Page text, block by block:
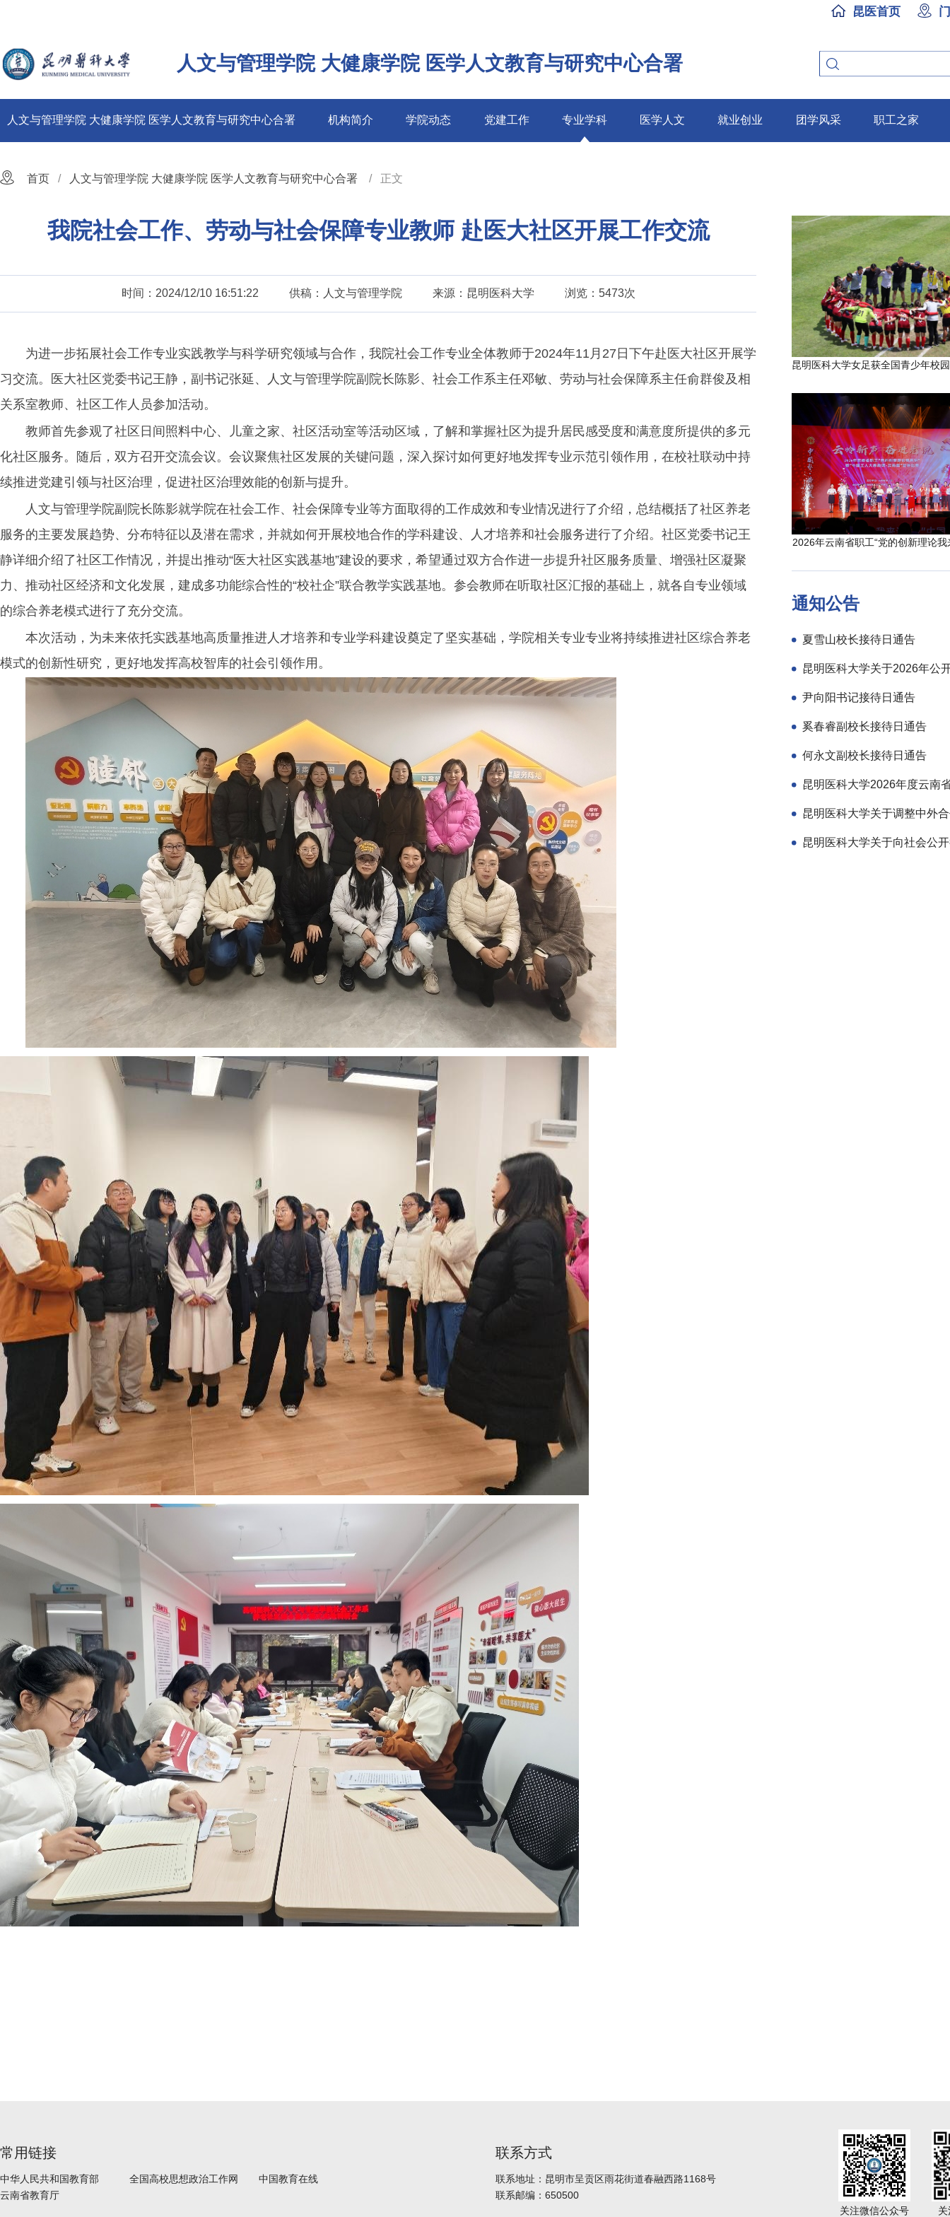
昆医首页
人文与管理学院 大健康学院 医学人文教育与研究中心合署
人文与管理学院 大健康学院 医学人文教育与研究中心合署 机构简介 学院动态 党建工作 专业学科 医学人文 就业创业 团学风采 职工之家
首页 人文与管理学院 大健康学院 医学人文教育与研究中心合署 正文
我院社会工作、劳动与社会保障专业教师 赴医大社区开展工作交流
时间：2024/12/10 16:51:22 供稿：人文与管理学院 来源：昆明医科大学 浏览：5473次
为进一步拓展社会工作专业实践教学与科学研究领域与合作，我院社会工作专业全体教师于2024年11月27日下午赴医大社区开展学
习交流。医大社区党委书记王静，副书记张延、人文与管理学院副院长陈影、社会工作系主任邓敏、劳动与社会保障系主任俞群俊及相
关系室教师、社区工作人员参加活动。
教师首先参观了社区日间照料中心、儿童之家、社区活动室等活动区域，了解和掌握社区为提升居民感受度和满意度所提供的多元
化社区服务。随后，双方召开交流会议。会议聚焦社区发展的关键问题，深入探讨如何更好地发挥专业示范引领作用，在校社联动中持
续推进党建引领与社区治理，促进社区治理效能的创新与提升。
人文与管理学院副院长陈影就学院在社会工作、社会保障专业等方面取得的工作成效和专业情况进行了介绍，总结概括了社区养老
服务的主要发展趋势、分布特征以及潜在需求，并就如何开展校地合作的学科建设、人才培养和社会服务进行了介绍。社区党委书记王
静详细介绍了社区工作情况，并提出推动“医大社区实践基地”建设的要求，希望通过双方合作进一步提升社区服务质量、增强社区凝聚
力、推动社区经济和文化发展，建成多功能综合性的“校社企”联合教学实践基地。参会教师在听取社区汇报的基础上，就各自专业领域
的综合养老模式进行了充分交流。
本次活动，为未来依托实践基地高质量推进人才培养和专业学科建设奠定了坚实基础，学院相关专业专业将持续推进社区综合养老
模式的创新性研究，更好地发挥高校智库的社会引领作用。
2026年云南省职工“党的创新理论我
通知公告
夏雪山校长接待日通告
尹向阳书记接待日通告
奚春睿副校长接待日通告
何永文副校长接待日通告
常用链接
中华人民共和国教育部 全国高校思想政治工作网
中国教育在线
云南省教育厅
联系方式
联系地址：昆明市呈贡区雨花街道春融西路1168号
联系邮编：650500
关注微信公众号